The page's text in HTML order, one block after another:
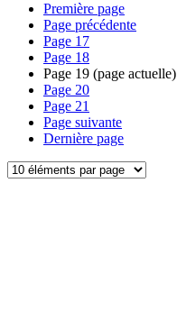
Première page
Page précédente
Page 17
Page 18
Page 19 (page actuelle)
Page 20
Page 21
Page suivante
Dernière page